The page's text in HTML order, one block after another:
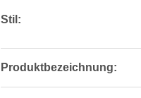
Stil:
Produktbezeichnung: